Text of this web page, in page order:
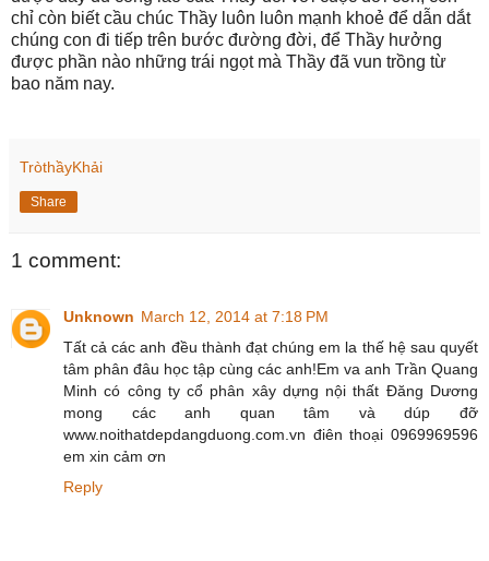
chỉ còn biết cầu chúc Thầy luôn luôn mạnh khoẻ để dẫn dắt
chúng con đi tiếp trên bước đường đời, để Thầy hưởng
được phần nào những trái ngọt mà Thầy đã vun trồng từ
bao năm nay.
TròthầyKhải
Share
1 comment:
Unknown March 12, 2014 at 7:18 PM
Tất cả các anh đều thành đạt chúng em la thế hệ sau quyết
tâm phân đâu học tập cùng các anh!Em va anh Trần Quang
Minh có công ty cổ phân xây dựng nội thất Đăng Dương
mong các anh quan tâm và dúp đỡ
www.noithatdepdangduong.com.vn điên thoại 0969969596
em xin cảm ơn
Reply